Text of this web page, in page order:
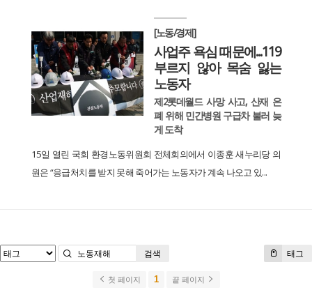
[노동/경제]
사업주 욕심 때문에...119
부르지 않아 목숨 잃는
노동자
제2롯데월드 사망 사고, 산재 은
폐 위해 민간병원 구급차 불러 늦
게 도착
15일 열린 국회 환경노동위원회 전체회의에서 이종훈 새누리당 의
원은 “응급처치를 받지 못해 죽어가는 노동자가 계속 나오고 있...
태그
검색
첫 페이지 1 끝 페이지